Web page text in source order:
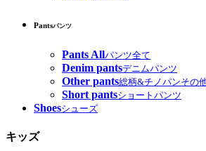
Pantsパンツ
Pants Allパンツ全て
Denim pantsデニムパンツ
Other pants総柄&チノパンその
Short pantsショートパンツ
Shoesシューズ
キッズ